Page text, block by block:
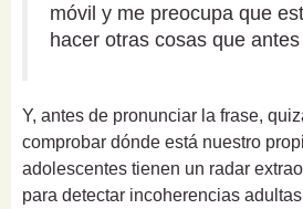
móvil y me preocupa que
hacer otras cosas que
Y, antes de pronunciar la frase,
comprobar dónde está nuestro
adolescentes tienen un radar
para detectar incoherencias